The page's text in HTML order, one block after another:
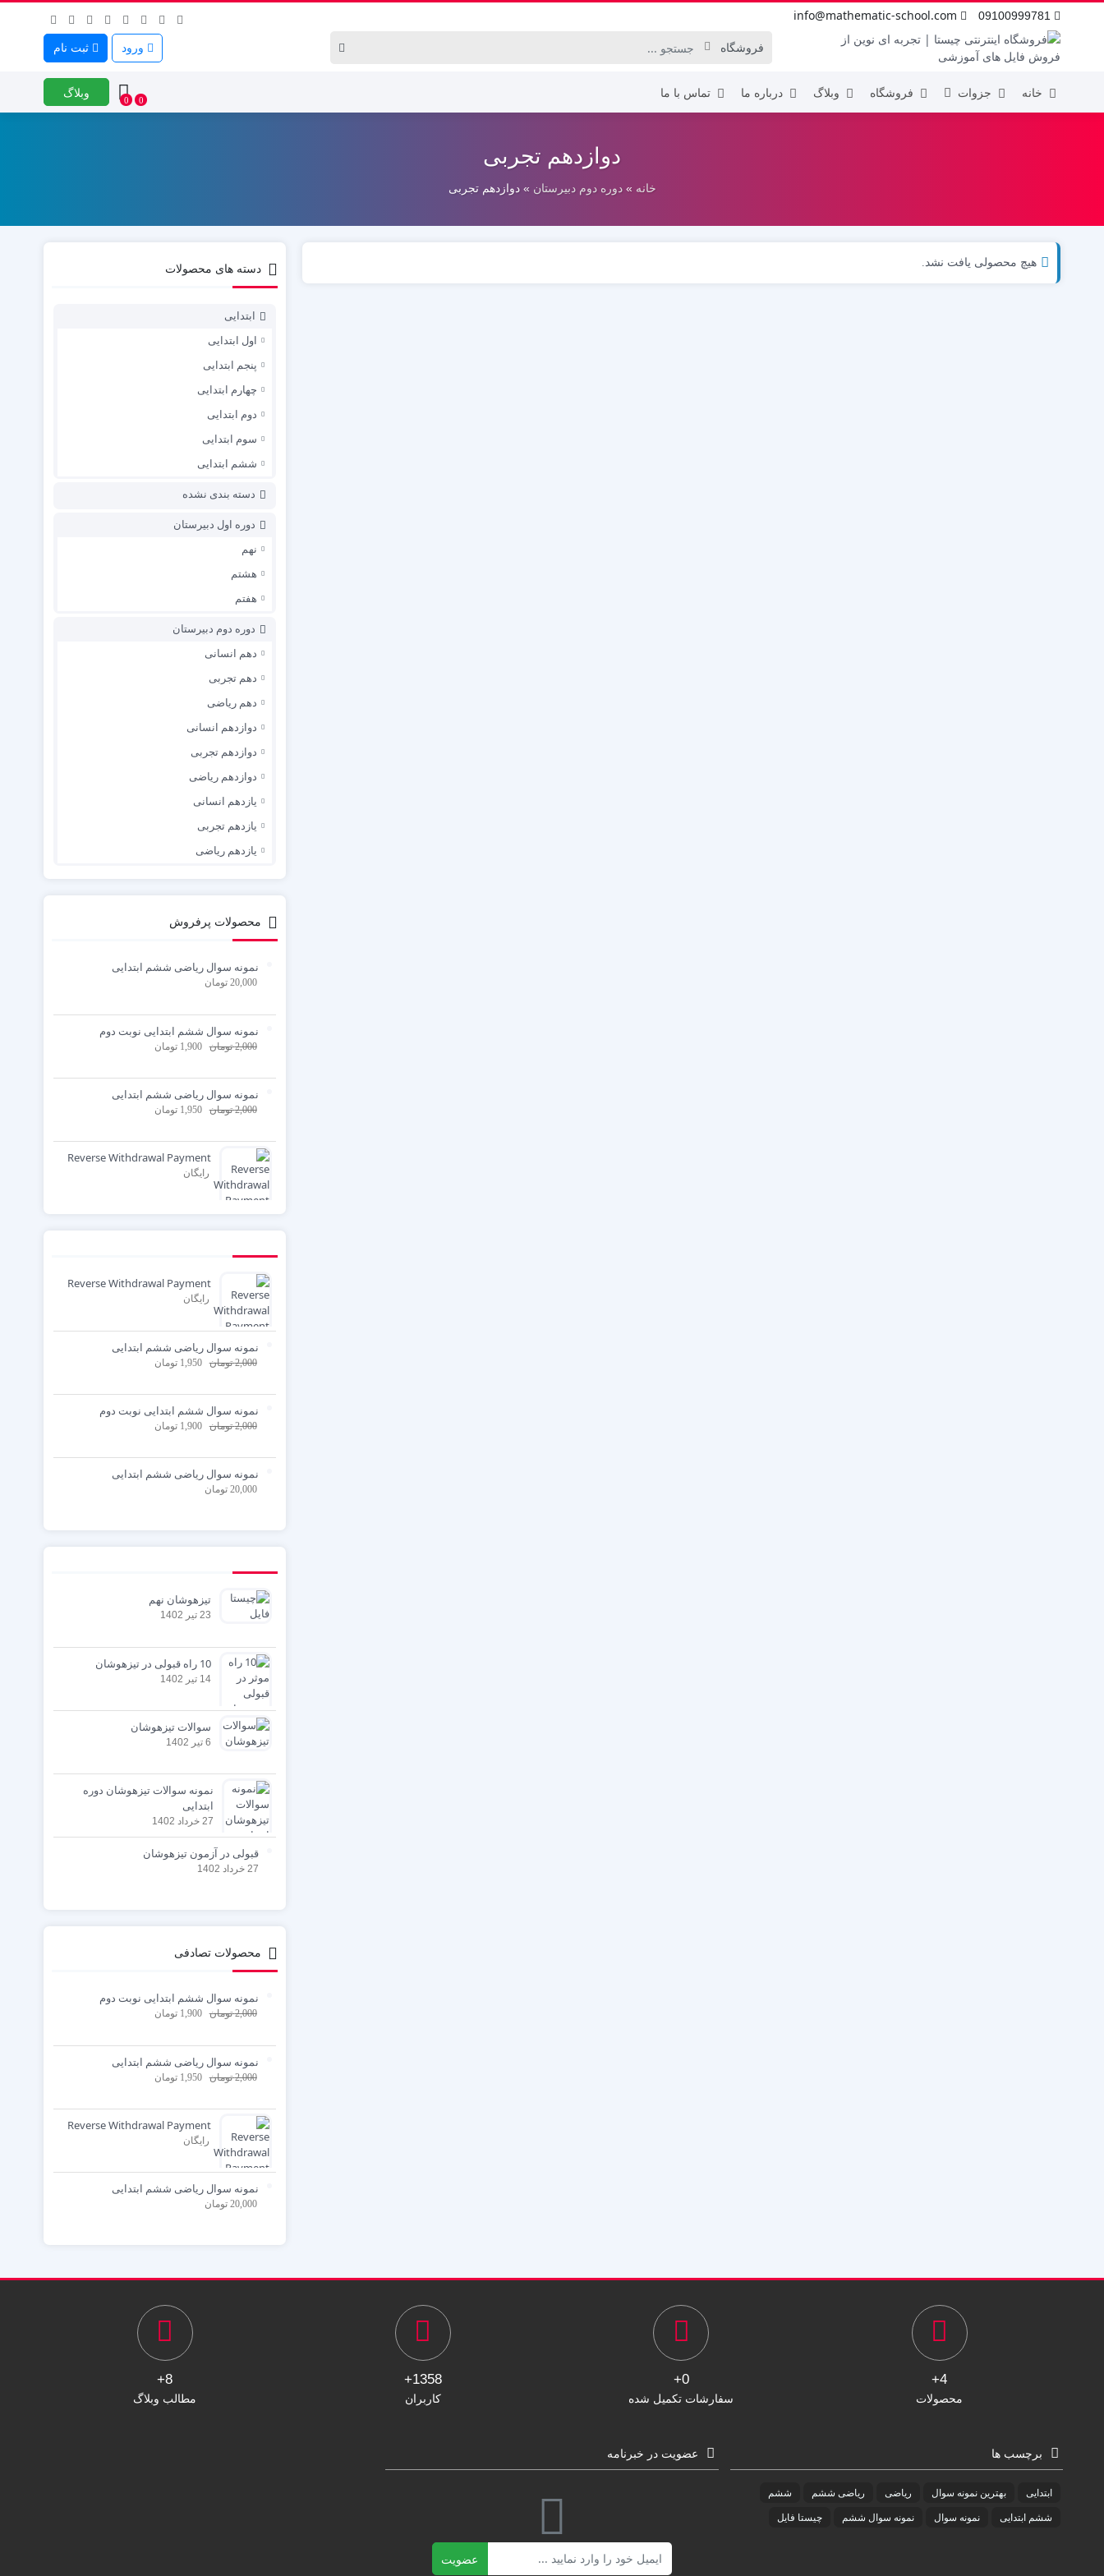
09100999781
info@mathematic-school.com
ورود ثبت نام
خانه جزوات
چهارم ابتدایی
پنجم ابتدایی
ششم ابتدایی
دهم انسانی
دهم تجربی
یازدهم انسانی
یازدهم ریاضی
فروشگاه وبلاگ درباره ما تماس با ما 0
0 وبلاگ
دوازدهم تجربی
خانه »دوره دوم دبیرستان »دوازدهم تجربی
هیچ محصولی یافت نشد. دسته های محصولات
ابتدایی
اول ابتدایی
پنجم ابتدایی
چهارم ابتدایی
دوم ابتدایی
سوم ابتدایی
ششم ابتدایی
دسته بندی نشده
دوره اول دبیرستان
نهم
هشتم
هفتم
دوره دوم دبیرستان
دهم انسانی
دهم تجربی
دهم ریاضی
دوازدهم انسانی
دوازدهم تجربی
دوازدهم ریاضی
یازدهم انسانی
یازدهم تجربی
یازدهم ریاضی
محصولات پرفروش
نمونه سوال ریاضی ششم ابتدایی
20,000 تومان
نمونه سوال ششم ابتدایی نوبت دوم
2,000 تومان 1,900 تومان
نمونه سوال ریاضی ششم ابتدایی
2,000 تومان 1,950 تومان
Reverse Withdrawal Payment
رایگان
Reverse Withdrawal Payment
رایگان
نمونه سوال ریاضی ششم ابتدایی
2,000 تومان 1,950 تومان
نمونه سوال ششم ابتدایی نوبت دوم
2,000 تومان 1,900 تومان
نمونه سوال ریاضی ششم ابتدایی
20,000 تومان
تیزهوشان نهم
23 تیر 1402
10 راه قبولی در تیزهوشان
14 تیر 1402
سوالات تیزهوشان
6 تیر 1402
نمونه سوالات تیزهوشان دوره
ابتدایی
27 خرداد 1402
قبولی در آزمون تیزهوشان
27 خرداد 1402
محصولات تصادفی
نمونه سوال ششم ابتدایی نوبت دوم
2,000 تومان 1,900 تومان
نمونه سوال ریاضی ششم ابتدایی
2,000 تومان 1,950 تومان
Reverse Withdrawal Payment
رایگان
نمونه سوال ریاضی ششم ابتدایی
20,000 تومان
4+
محصولات
0+
سفارشات تکمیل شده
1358+
کاربران
8+
مطالب وبلاگ
برچسب ها
ابتدایی بهترین نمونه سوال ریاضی ریاضی ششم
ششم
ششم ابتدایی
نمونه سوال نمونه سوال ششم چیستا فایل
عضویت در خبرنامه
ایمیل عضویت